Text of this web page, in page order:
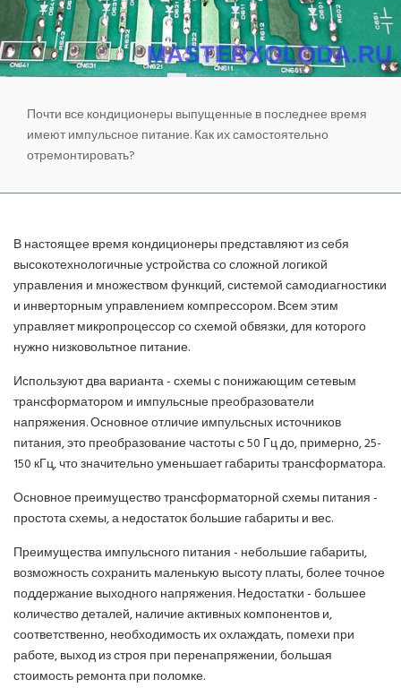
ИСТОРИЯ БРЕНДОВ
Почти все кондиционеры выпущенные в последнее время
имеют импульсное питание. Как их самостоятельно
отремонтировать?
В настоящее время кондиционеры представляют из себя
высокотехнологичные устройства со сложной логикой
управления и множеством функций, системой самодиагностики
и инверторным управлением компрессором. Всем этим
управляет микропроцессор со схемой обвязки, для которого
нужно низковольтное питание.
Используют два варианта - схемы с понижающим сетевым
трансформатором и импульсные преобразователи
напряжения. Основное отличие импульсных источников
питания, это преобразование частоты с 50 Гц до, примерно, 25-
150 кГц, что значительно уменьшает габариты трансформатора.
Основное преимущество трансформаторной схемы питания -
простота схемы, а недостаток большие габариты и вес.
Преимущества импульсного питания - небольшие габариты,
возможность сохранить маленькую высоту платы, более точное
поддержание выходного напряжения. Недостатки - большее
количество деталей, наличие активных компонентов и,
соответственно, необходимость их охлаждать, помехи при
работе, выход из строя при перенапряжении, большая
стоимость ремонта при поломке.